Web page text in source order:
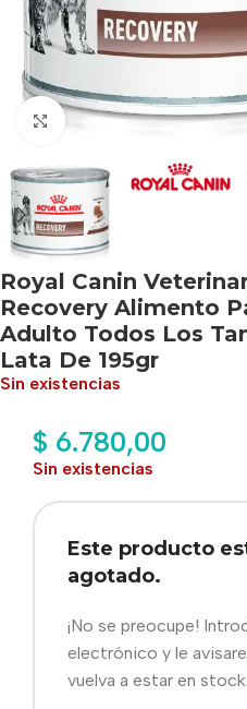
Haga clic para ampliar
Royal Canin
Recovery Alimento
Adulto Todos Los
Lata De 195gr
Sin existencias
$ 6.780,00
Sin existencias
Este producto
agotado.
¡No se preocupe!
electrónico y le
vuelva a estar en stock.